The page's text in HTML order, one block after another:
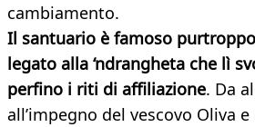
cambiamento.
Il santuario è famoso
legato alla ‘ndrangheta che lì
perfino i riti di affiliazione. Da
all’impegno del vescovo Oliva